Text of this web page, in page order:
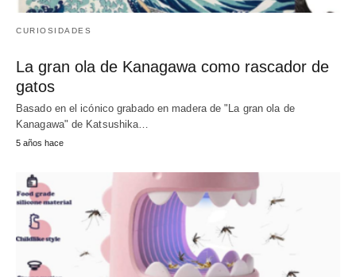
CURIOSIDADES
La gran ola de Kanagawa como rascador de
gatos
Basado en el icónico grabado en madera de "La gran ola de
Kanagawa" de Katsushika…
5 años hace